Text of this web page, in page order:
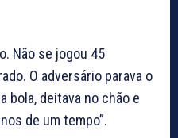
Não se jogou 45
O adversário parava o
bola, deitava no chão e
de um tempo”.